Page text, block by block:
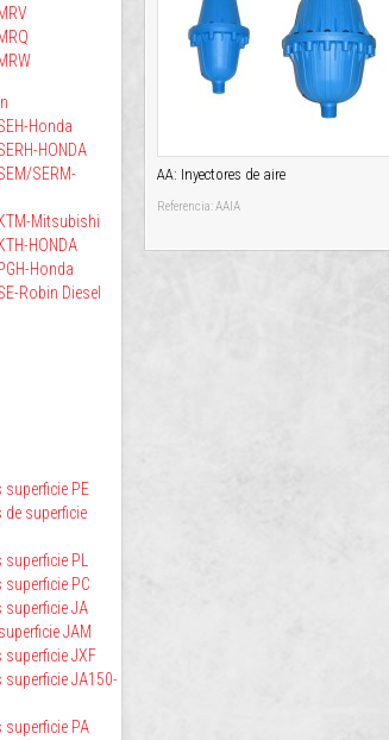
AA: Inyectores de aire
Referencia: AAIA
Honda
HONDA
SERM-
Mitsubishi
HONDA
Honda
Robin Diesel
PE
superficie
PL
PC
JA
JAM
JXF
JA150-
PA